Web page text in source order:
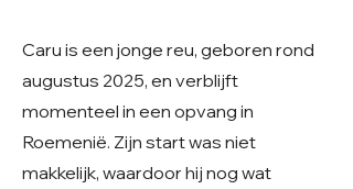
Caru is een jonge reu, geboren rond
augustus 2025, en verblijft
momenteel in een opvang in
Roemenië. Zijn start was niet
makkelijk, waardoor hij nog wat